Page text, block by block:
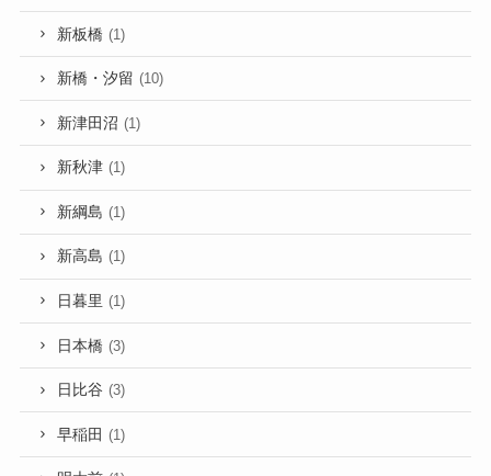
新板橋 (1)
新橋・汐留 (10)
新津田沼 (1)
新秋津 (1)
新綱島 (1)
新高島 (1)
日暮里 (1)
日本橋 (3)
日比谷 (3)
早稲田 (1)